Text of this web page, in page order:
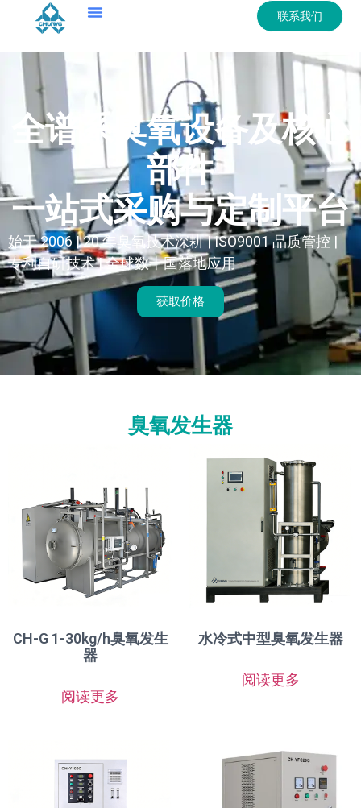
联系我们
全谱系臭氧设备及核心
部件
一站式采购与定制平台
始于 2006 | 20 年臭氧技术深耕 | ISO9001 品质管控 |
专利自研技术 | 全球数十国落地应用
获取价格
臭氧发生器
CH-G 1-30kg/h臭氧发生
器
阅读更多
水冷式中型臭氧发生器
阅读更多